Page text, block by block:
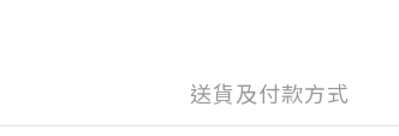
送貨及付款方式